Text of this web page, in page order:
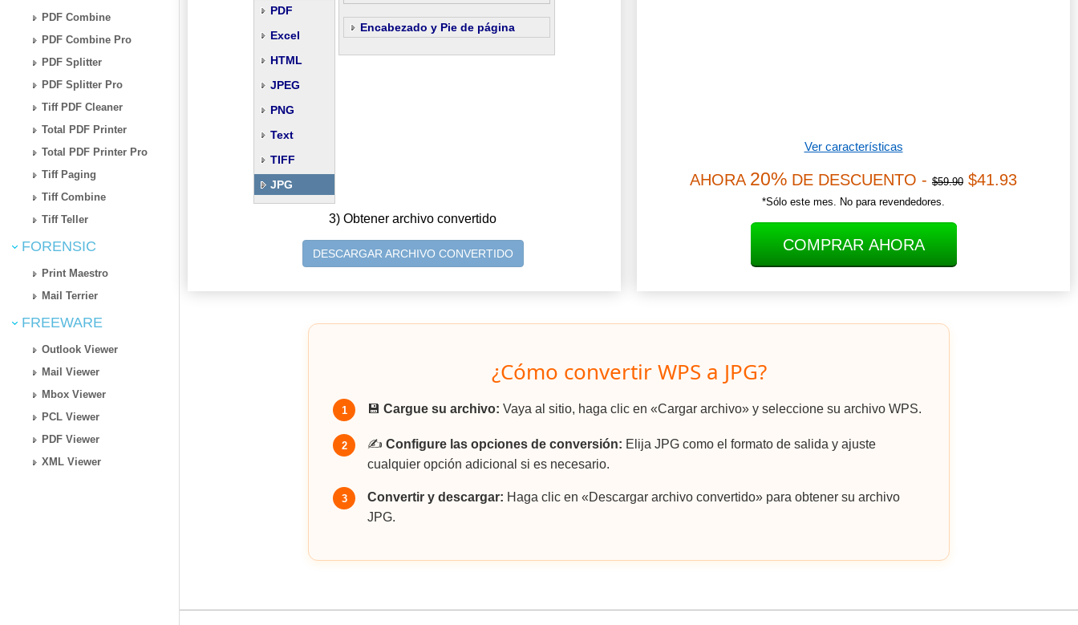
PDF Combine
PDF Combine Pro
PDF Splitter
PDF Splitter Pro
Tiff PDF Cleaner
Total PDF Printer
Total PDF Printer Pro
Tiff Paging
Tiff Combine
Tiff Teller
FORENSIC
Print Maestro
Mail Terrier
FREEWARE
Outlook Viewer
Mail Viewer
Mbox Viewer
PCL Viewer
PDF Viewer
XML Viewer
PDF
Excel
HTML
JPEG
PNG
Text
TIFF
JPG
Encabezado y Pie de página
3) Obtener archivo convertido
DESCARGAR ARCHIVO CONVERTIDO
Ver características
AHORA 20% DE DESCUENTO - $59.90 $41.93
*Sólo este mes. No para revendedores.
COMPRAR AHORA
¿Cómo convertir WPS a JPG?
1 💾 Cargue su archivo: Vaya al sitio, haga clic en «Cargar archivo» y seleccione su archivo WPS.
2 ✍️ Configure las opciones de conversión: Elija JPG como el formato de salida y ajuste
cualquier opción adicional si es necesario.
3 Convertir y descargar: Haga clic en «Descargar archivo convertido» para obtener su archivo
JPG.